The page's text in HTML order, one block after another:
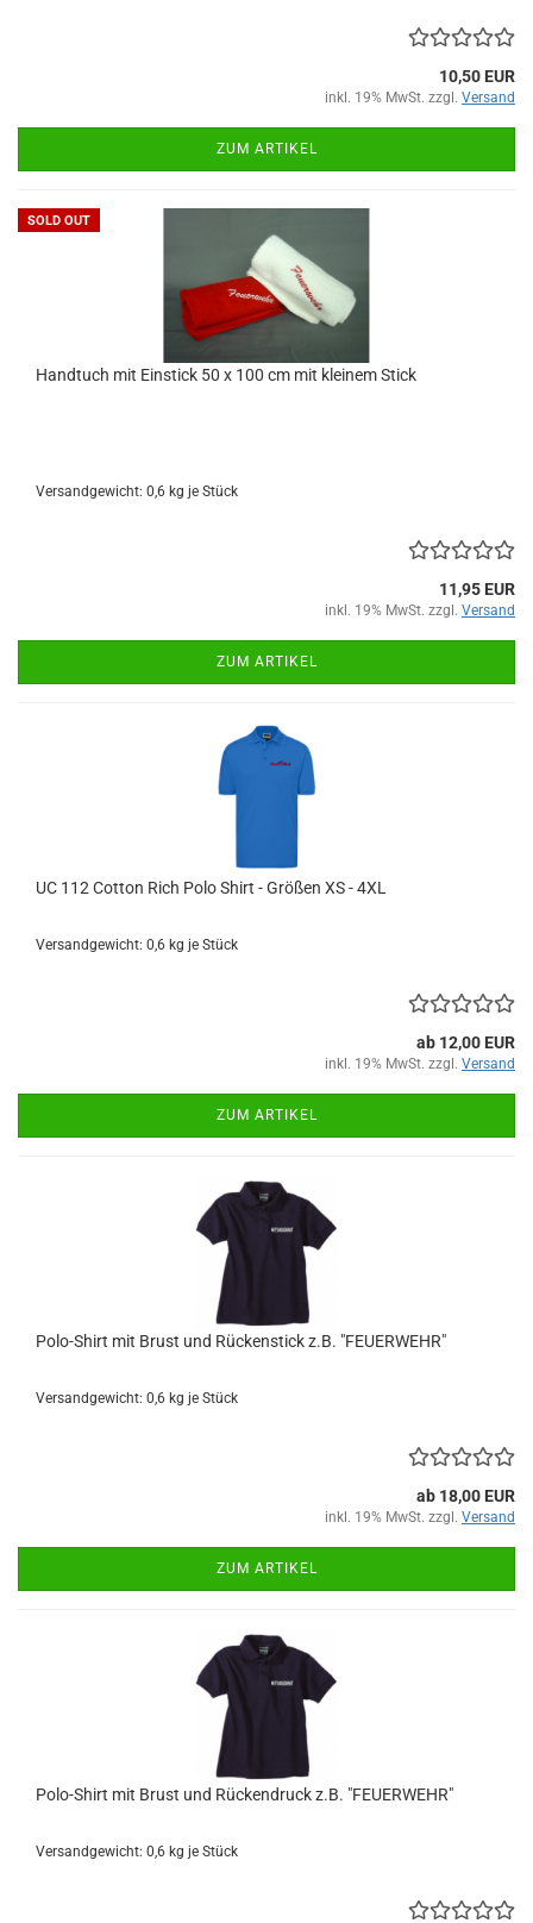
10,50 EUR
inkl. 19% MwSt. zzgl. Versand
ZUM ARTIKEL
SOLD OUT
Handtuch mit Einstick 50 x 100 cm mit kleinem Stick
Versandgewicht: 0,6 kg je Stück
11,95 EUR
inkl. 19% MwSt. zzgl. Versand
ZUM ARTIKEL
UC 112 Cotton Rich Polo Shirt - Größen XS - 4XL
Versandgewicht: 0,6 kg je Stück
ab 12,00 EUR
inkl. 19% MwSt. zzgl. Versand
ZUM ARTIKEL
Polo-Shirt mit Brust und Rückenstick z.B. "FEUERWEHR"
Versandgewicht: 0,6 kg je Stück
ab 18,00 EUR
inkl. 19% MwSt. zzgl. Versand
ZUM ARTIKEL
Polo-Shirt mit Brust und Rückendruck z.B. "FEUERWEHR"
Versandgewicht: 0,6 kg je Stück